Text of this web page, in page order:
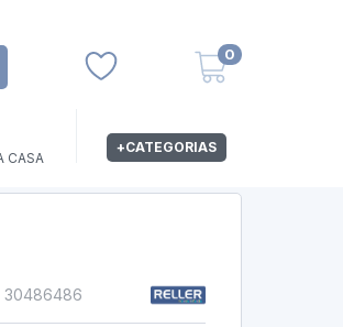
0
CASA
+CATEGORIAS
30486486